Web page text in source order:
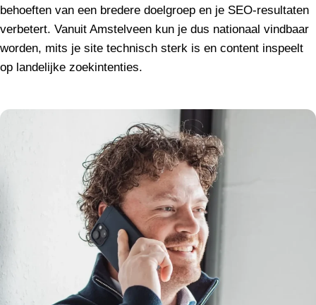
behoeften van een bredere doelgroep en je SEO-resultaten
verbetert. Vanuit Amstelveen kun je dus nationaal vindbaar
worden, mits je site technisch sterk is en content inspeelt
op landelijke zoekintenties.